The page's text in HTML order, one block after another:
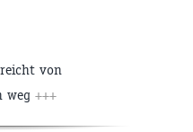
von
weg +++